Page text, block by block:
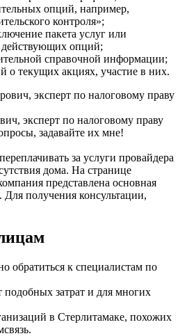
опций, например,
контроля»;
пакета услуг или
действующих опций;
справочной информации;
о текущих акциях, участие в них.
эксперт по налоговому праву
задавайте их мне!
за услуги провайдера
дома. На странице
представлена основная
получения консультации,
обратиться к специалистам по
подобных затрат и для многих
в Стерлитамаке, похожих